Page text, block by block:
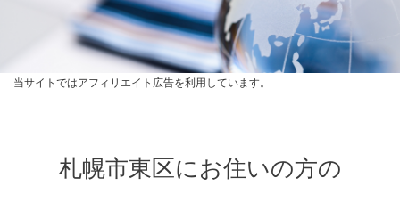
当サイトではアフィリエイト広告を利用しています。
札幌市東区にお住いの方の